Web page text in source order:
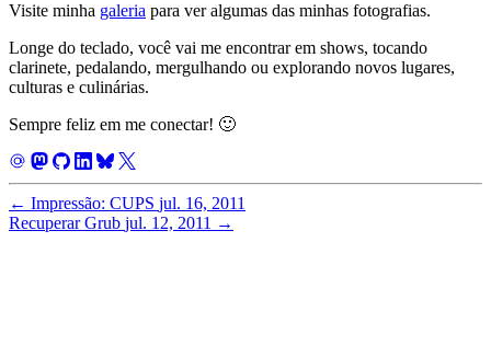
Visite minha galeria para ver algumas das minhas fotografias.
Longe do teclado, você vai me encontrar em shows, tocando
clarinete, pedalando, mergulhando ou explorando novos lugares,
culturas e culinárias.
Sempre feliz em me conectar! 🙂
← Impressão: CUPS jul. 16, 2011
Recuperar Grub jul. 12, 2011 →